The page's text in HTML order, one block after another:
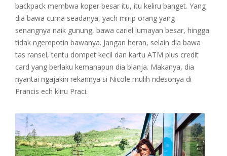
backpack membwa koper besar itu, itu keliru banget. Yang
dia bawa cuma seadanya, yach mirip orang yang
senangnya naik gunung, bawa cariel lumayan besar, hingga
tidak ngerepotin bawanya. Jangan heran, selain dia bawa
tas ransel, tentu dompet kecil dan kartu ATM plus credit
card yang berlaku kemanapun dia blanja. Makanya, dia
nyantai ngajakin rekannya si Nicole mulih ndesonya di
Prancis ech kliru Praci.